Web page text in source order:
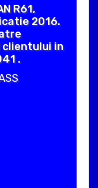
R61,
2016.
clientului in
.